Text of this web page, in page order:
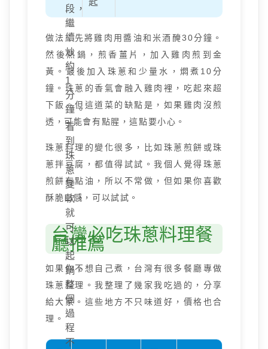
段，
繼
續
炒
約
1
分
鐘。
看
到
珠
蔥
變
軟，
就
可
以
起
鍋。
整
個
過
程
不
匙
做法：先將雞肉用醬油和米酒醃30分鐘。
然後熱鍋，煎香薑片，加入雞肉煎到金
黃。最後加入珠蔥和少量水，燜煮10分
鐘。珠蔥的香氣會融入雞肉裡，吃起來超
下飯。但這道菜的缺點是，如果雞肉沒煎
透，可能會有點腥，這點要小心。
珠蔥料理的變化很多，比如珠蔥煎餅或珠
蔥拌豆腐，都值得試試。我個人覺得珠蔥
煎餅有點油，所以不常做，但如果你喜歡
酥脆口感，可以試試。
台灣必吃珠蔥料理餐
廳推薦
如果你不想自己煮，台灣有很多餐廳專做
珠蔥料理。我整理了幾家我吃過的，分享
給大家。這些地方不只味道好，價格也合
理。